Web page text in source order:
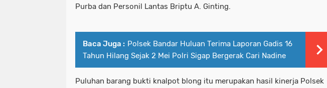
Purba dan Personil Lantas Briptu A. Ginting.
Baca Juga : Polsek Bandar Huluan Terima Laporan Gadis 16
Tahun Hilang Sejak 2 Mei Polri Sigap Bergerak Cari Nadine
Puluhan barang bukti knalpot blong itu merupakan hasil kinerja Polsek